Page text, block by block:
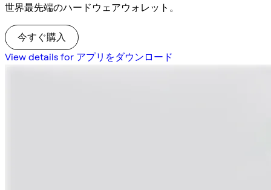
世界最先端のハードウェアウォレット。
今すぐ購入
View details for アプリをダウンロード